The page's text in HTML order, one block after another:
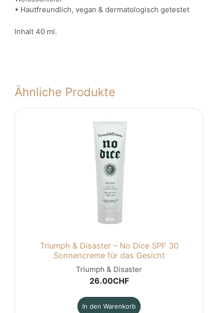
• Hautfreundlich, vegan & dermatologisch getestet
Inhalt 40 ml.
Ähnliche Produkte
Triumph & Disaster – No Dice SPF 30
Sonnencreme für das Gesicht
Triumph & Disaster
26.00CHF
In den Warenkorb